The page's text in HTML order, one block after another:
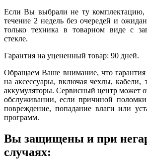
Если Вы выбрали не ту комплектацию,
течение 2 недель без очередей и
только техника в товарном виде с
стекле.
Гарантия на уцененный товар: 90 дней.
Обращаем Ваше внимание, что гарантия
на аксессуары, включая чехлы, кабели,
аккумуляторы. Сервисный центр может
обслуживании, если причиной поломки
повреждение, попадание влаги или
программ.
Вы защищены и при
случаях: